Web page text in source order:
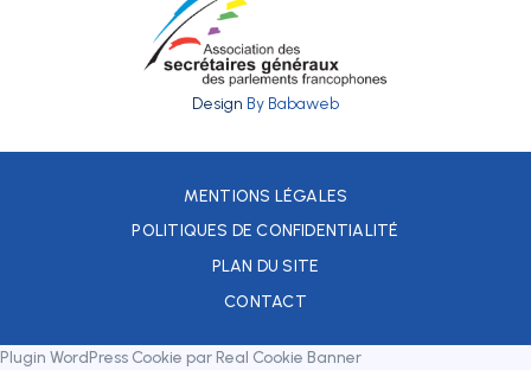
Design By Babaweb
MENTIONS LÉGALES
POLITIQUES DE CONFIDENTIALITÉ
PLAN DU SITE
CONTACT
Plugin WordPress Cookie par Real Cookie Banner